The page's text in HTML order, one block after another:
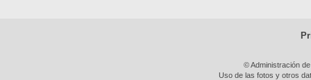
© Administración
Uso de las fotos y otros